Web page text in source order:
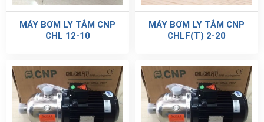
MÁY BƠM LY TÂM CNP
CHL 12-10
MÁY BƠM LY TÂM CNP
CHLF(T) 2-20